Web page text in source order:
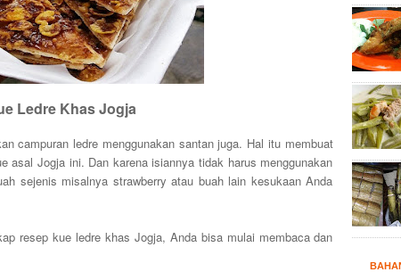
Ledre Khas Jogja
campuran ledre menggunakan santan juga. Hal itu membuat
asal Jogja ini. Dan karena isiannya tidak harus menggunakan
sejenis misalnya strawberry atau buah lain kesukaan Anda
resep kue ledre khas Jogja, Anda bisa mulai membaca dan